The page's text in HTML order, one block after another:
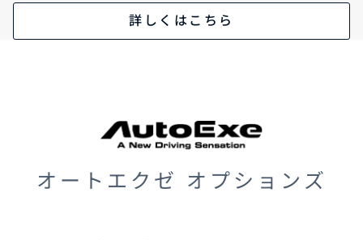
詳しくはこちら
オートエクゼ オプションズ